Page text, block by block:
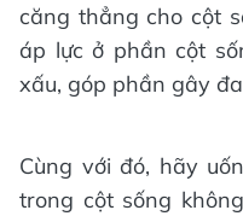
căng thẳng cho cột
áp lực ở phần cột
xấu, góp phần gây
Cùng với đó, hãy
trong cột sống